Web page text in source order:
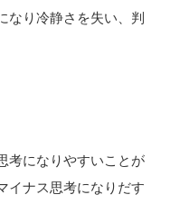
なり冷静さを失い、判
考になりやすいことが
イナス思考になりだす